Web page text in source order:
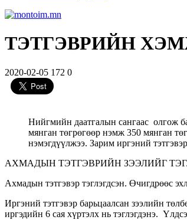
ТЭТГЭВРИЙН
2020-02-05 172 0
Нийгмийн даатгалын сангаас олгож
мянган төгрөгөөр нэмж 350 мянган
нэмэгдүүлжээ. Зарим иргэний
АХМАДЫН ТЭТГЭВРИЙН ЗЭЭЛИЙГ
Ахмадын тэтгэвэр тэглэгдсэн. Өчигдрөөс
Иргэний тэтгэвэр барьцаалсан зээлийн
иргэдийн 6 сая хүртэлх нь тэглэгдэнэ.